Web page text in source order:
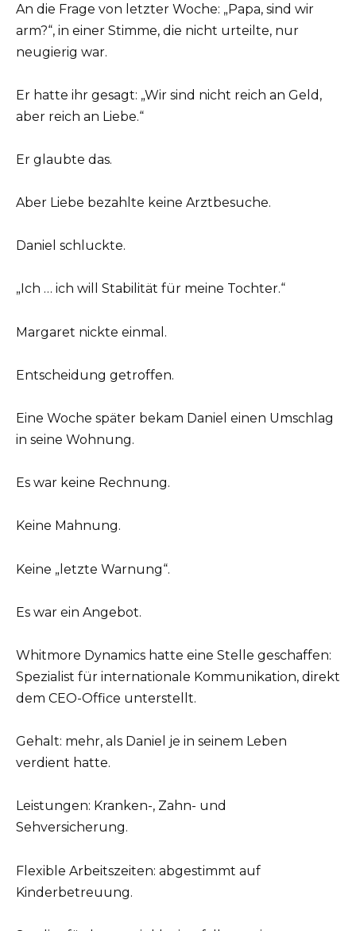
An die Frage von letzter Woche: „Papa, sind wir
arm?“, in einer Stimme, die nicht urteilte, nur
neugierig war.
Er hatte ihr gesagt: „Wir sind nicht reich an Geld,
aber reich an Liebe.“
Er glaubte das.
Aber Liebe bezahlte keine Arztbesuche.
Daniel schluckte.
„Ich … ich will Stabilität für meine Tochter.“
Margaret nickte einmal.
Entscheidung getroffen.
Eine Woche später bekam Daniel einen Umschlag
in seine Wohnung.
Es war keine Rechnung.
Keine Mahnung.
Keine „letzte Warnung“.
Es war ein Angebot.
Whitmore Dynamics hatte eine Stelle geschaffen:
Spezialist für internationale Kommunikation, direkt
dem CEO-Office unterstellt.
Gehalt: mehr, als Daniel je in seinem Leben
verdient hatte.
Leistungen: Kranken-, Zahn- und
Sehversicherung.
Flexible Arbeitszeiten: abgestimmt auf
Kinderbetreuung.